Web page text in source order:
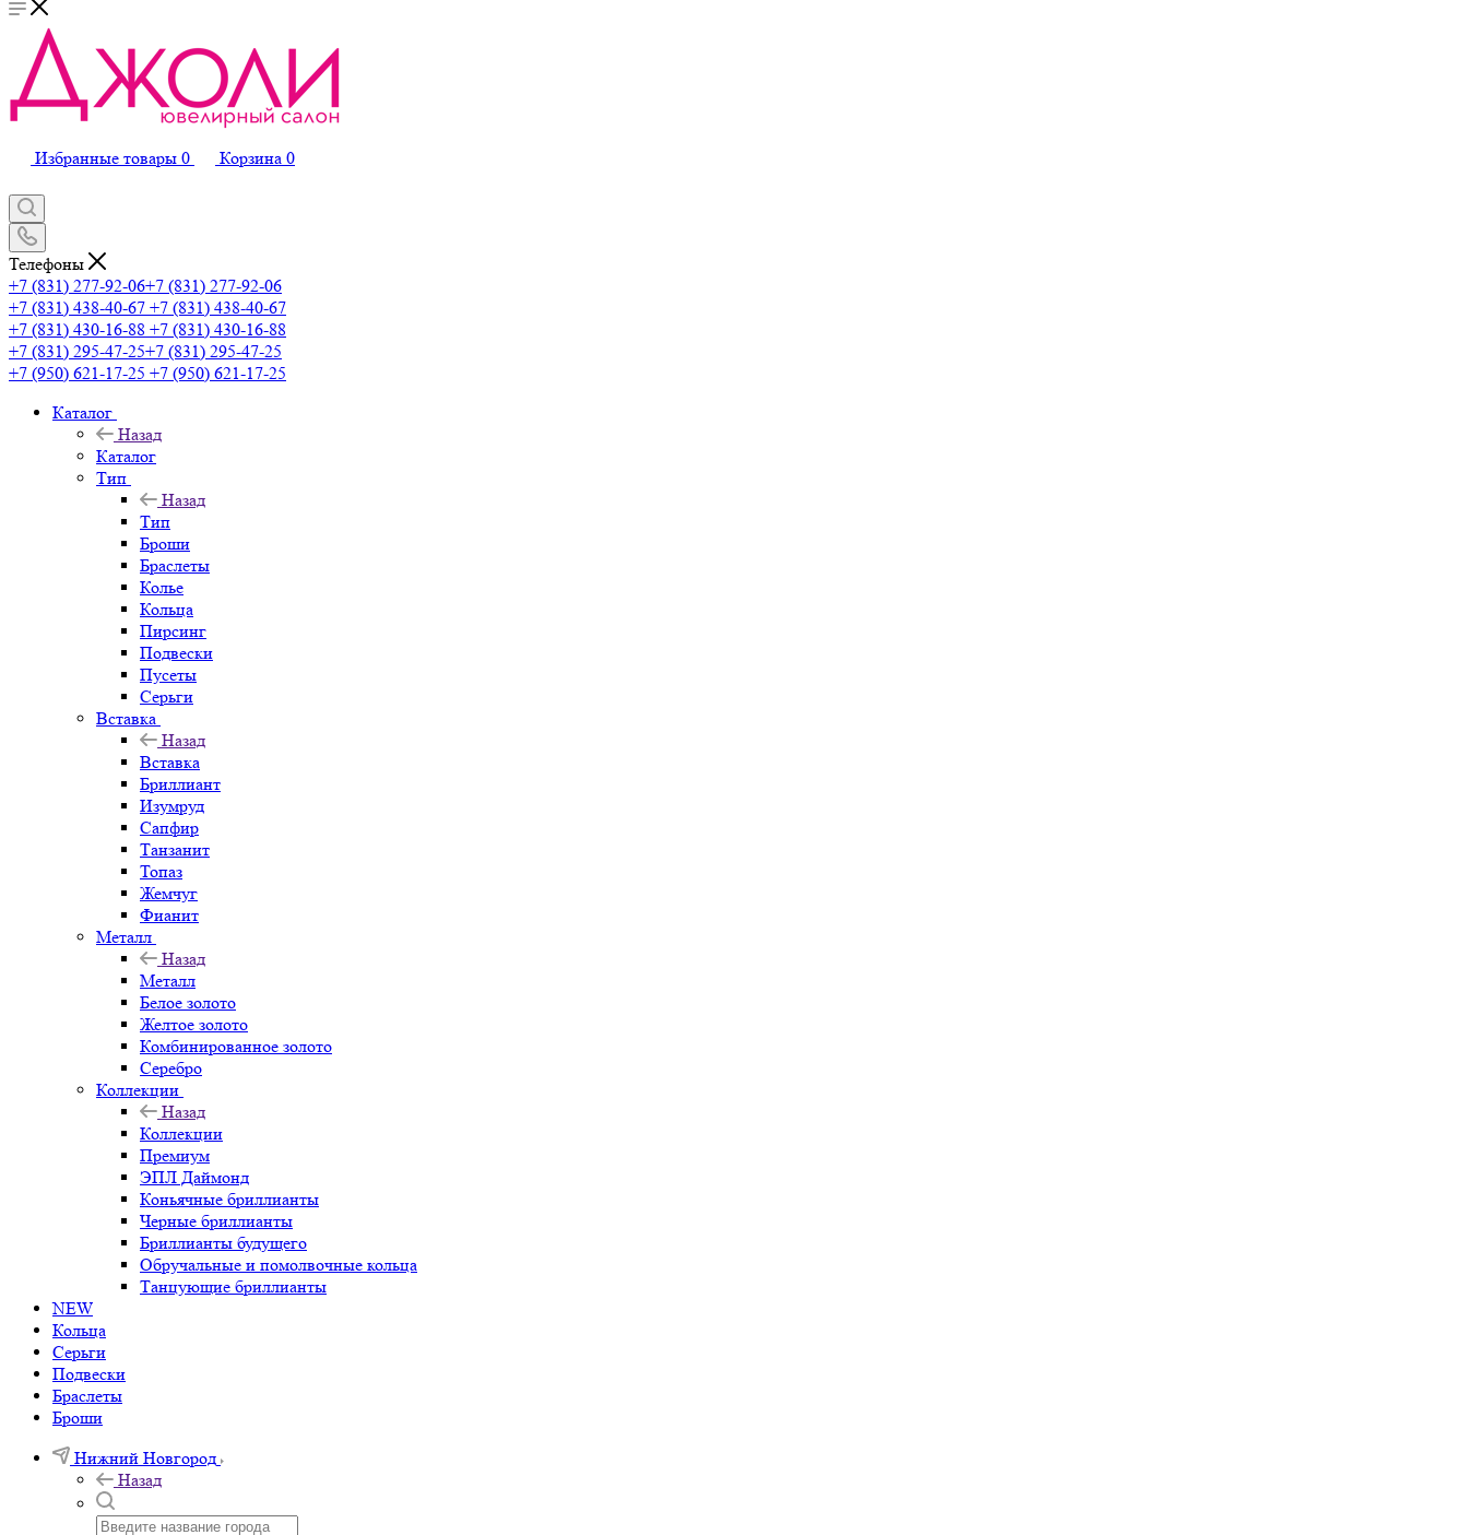
Избранные товары 0 Корзина 0
Телефоны
+7 (831) 277-92-06+7 (831) 277-92-06
+7 (831) 438-40-67 +7 (831) 438-40-67
+7 (831) 430-16-88 +7 (831) 430-16-88
+7 (831) 295-47-25+7 (831) 295-47-25
+7 (950) 621-17-25 +7 (950) 621-17-25
Каталог
Назад
Каталог
Тип
Назад
Тип
Броши
Браслеты
Колье
Кольца
Пирсинг
Подвески
Пусеты
Серьги
Вставка
Назад
Вставка
Бриллиант
Изумруд
Сапфир
Танзанит
Топаз
Жемчуг
Фианит
Металл
Назад
Металл
Белое золото
Желтое золото
Комбинированное золото
Серебро
Коллекции
Назад
Коллекции
Премиум
ЭПЛ Даймонд
Коньячные бриллианты
Черные бриллианты
Бриллианты будущего
Обручальные и помолвочные кольца
Танцующие бриллианты
NEW
Кольца
Серьги
Подвески
Браслеты
Броши
Нижний Новгород
Назад